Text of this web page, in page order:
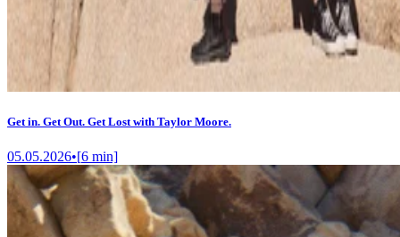
Get in. Get Out. Get Lost with Taylor Moore.
05.05.2026•[6 min]